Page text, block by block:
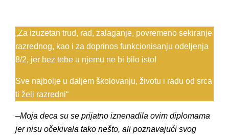
„Za izuzetan trud, rad, zalaganje, povremeno sekiranje
razrednog, kao i za doprinos funkcionisanju odeljenja
8/2, jer bez tebe u njemu ne bi bilo isto!
Sve najbolje u daljem školovanju, životu i radu od srca
ti želi razredni“
–Moja deca su se prijatno iznenadila ovim diplomama
jer nisu očekivala tako nešto, ali poznavajući svog